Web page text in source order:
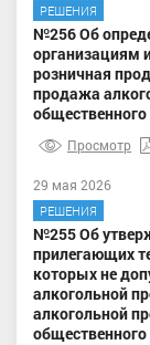
РЕШЕНИЯ
№256 Об
организациям
розничная
продажа
общественного
Просмотр
29 мая 2026
РЕШЕНИЯ
№255 Об
прилегающих
которых не
алкогольной
алкогольной
общественного